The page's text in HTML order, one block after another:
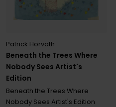
Beneath the Trees Where
Nobody Sees Artist's
Edition
Patrick Horvath
Beneath the Trees Where
Nobody Sees Artist's Edition